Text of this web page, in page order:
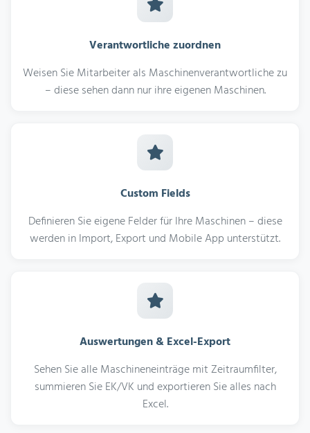
Verantwortliche zuordnen
Weisen Sie Mitarbeiter als Maschinenverantwortliche zu
– diese sehen dann nur ihre eigenen Maschinen.
Custom Fields
Definieren Sie eigene Felder für Ihre Maschinen – diese
werden in Import, Export und Mobile App unterstützt.
Auswertungen & Excel-Export
Sehen Sie alle Maschineneinträge mit Zeitraumfilter,
summieren Sie EK/VK und exportieren Sie alles nach
Excel.